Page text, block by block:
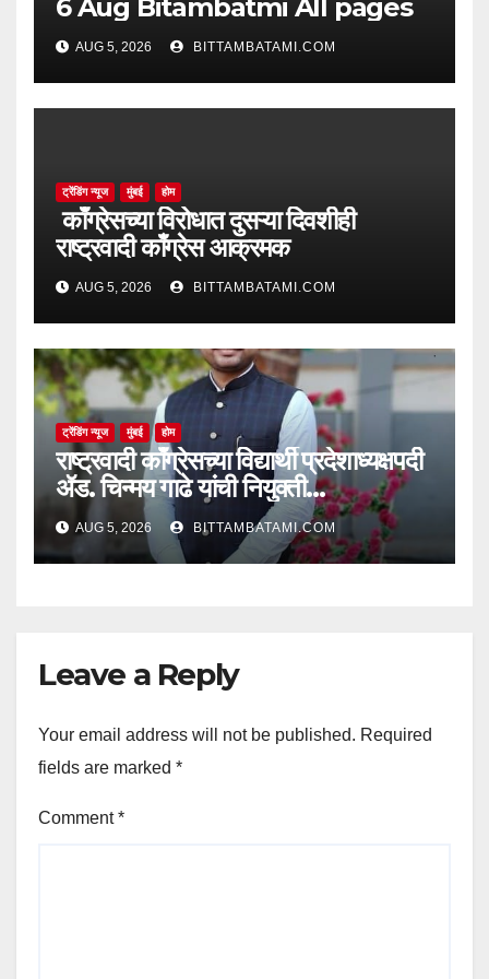
6 Aug Bitambatmi All pages
AUG 5, 2026 BITTAMBATAMI.COM
ट्रेंडिंग न्यूज मुंबई होम
काँग्रेसच्या विरोधात दुसऱ्या दिवशीही
राष्ट्रवादी काँग्रेस आक्रमक
AUG 5, 2026 BITTAMBATAMI.COM
ट्रेंडिंग न्यूज मुंबई होम
राष्ट्रवादी काँग्रेसच्या विद्यार्थी प्रदेशाध्यक्षपदी
ॲड. चिन्मय गाढे यांची नियुक्ती…
AUG 5, 2026 BITTAMBATAMI.COM
Leave a Reply
Your email address will not be published. Required
fields are marked *
Comment*